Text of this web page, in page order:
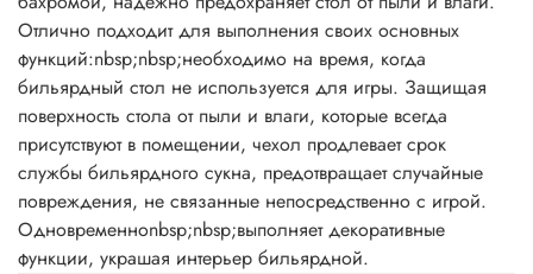
Отлично подходит для выполнения своих основных
функций:nbsp;nbsp;необходимо на время, когда
бильярдный стол не используется для игры. Защищая
поверхность стола от пыли и влаги, которые всегда
присутствуют в помещении, чехол продлевает срок
службы бильярдного сукна, предотвращает случайные
повреждения, не связанные непосредственно с игрой.
Одновременноnbsp;nbsp;выполняет декоративные
функции, украшая интерьер бильярдной.